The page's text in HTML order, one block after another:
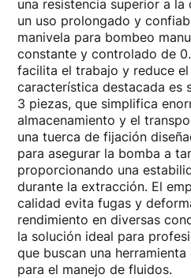
una resistencia superior a
un uso prolongado y
manivela para bombeo
constante y controlado de
facilita el trabajo y reduce el
característica destacada es
3 piezas, que simplifica
almacenamiento y el
una tuerca de fijación
para asegurar la bomba a
proporcionando una
durante la extracción. El
calidad evita fugas y
rendimiento en diversas
la solución ideal para
que buscan una
para el manejo de fluidos.